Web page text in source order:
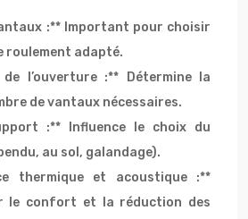
:** Important pour choisir
roulement adapté.
de l’ouverture :** Détermine la
de vantaux nécessaires.
:** Influence le choix du
au sol, galandage).
thermique et acoustique :**
le confort et la réduction des